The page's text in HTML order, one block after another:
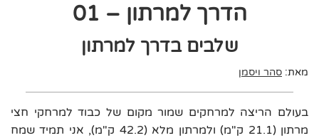
הדרך למרתון – 01
שלבים בדרך למרתון
מאת: סהר ויסמן
בעולם הריצה למרחקים שמור מקום של כבוד למרחקי חצי
מרתון (21.1 ק"מ) ולמרתון מלא (42.2 ק"מ), אני תמיד שמח